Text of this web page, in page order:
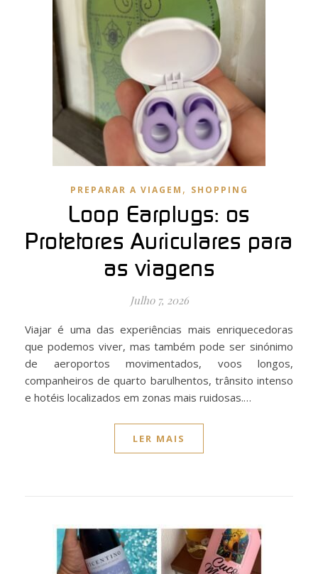
PREPARAR A VIAGEM , SHOPPING
Loop Earplugs: os
Protetores Auriculares para
as viagens
Julho 7, 2026
Viajar é uma das experiências mais enriquecedoras
que podemos viver, mas também pode ser sinónimo
de aeroportos movimentados, voos longos,
companheiros de quarto barulhentos, trânsito intenso
e hotéis localizados em zonas mais ruidosas.…
LER MAIS